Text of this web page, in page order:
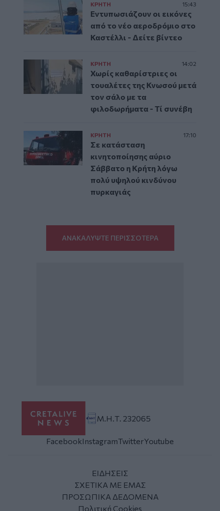
ΚΡΗΤΗ 15:43
Εντυπωσιάζουν οι εικόνες
από το νέο αεροδρόμιο στο
Καστέλλι - Δείτε βίντεο
ΚΡΗΤΗ 14:02
Χωρίς καθαρίστριες οι
τουαλέτες της Κνωσού μετά
τον σάλο με τα
φιλοδωρήματα - Τί συνέβη
ΚΡΗΤΗ 17:10
Σε κατάσταση
κινητοποίησης αύριο
Σάββατο η Κρήτη λόγω
πολύ υψηλού κινδύνου
πυρκαγιάς
ΑΝΑΚΑΛΥΨΤΕ ΠΕΡΙΣΣΟΤΕΡΑ
Μ.Η.Τ. 232065
FacebookInstagramTwitterYoutube
ΕΙΔΗΣΕΙΣ
ΣΧΕΤΙΚΑ ΜΕ ΕΜΑΣ
ΠΡΟΣΩΠΙΚΑ ΔΕΔΟΜΕΝΑ
Πολιτική Cookies